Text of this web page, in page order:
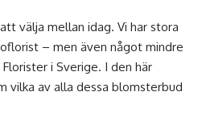
välja mellan idag. Vi har stora
– men även något mindre
i Sverige. I den här
vilka av alla dessa blomsterbud